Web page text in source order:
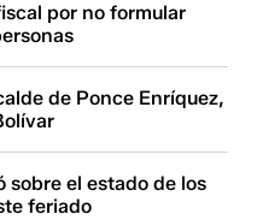
por no formular
de Ponce Enríquez,
sobre el estado de los
feriado